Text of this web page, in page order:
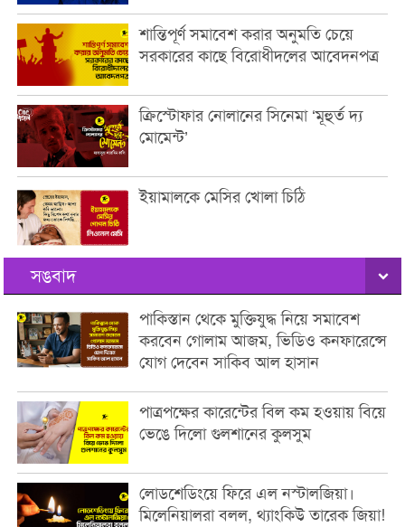
শান্তিপূর্ণ সমাবেশ করার অনুমতি চেয়ে
সরকারের কাছে বিরোধীদলের আবেদনপত্র
ক্রিস্টোফার নোলানের সিনেমা ‘মূহুর্ত দ্য
মোমেন্ট’
ইয়ামালকে মেসির খোলা চিঠি
সঙবাদ
পাকিস্তান থেকে মুক্তিযুদ্ধ নিয়ে সমাবেশ
করবেন গোলাম আজম, ভিডিও কনফারেন্সে
যোগ দেবেন সাকিব আল হাসান
পাত্রপক্ষের কারেন্টের বিল কম হওয়ায় বিয়ে
ভেঙে দিলো গুলশানের কুলসুম
লোডশেডিংয়ে ফিরে এল নস্টালজিয়া।
মিলেনিয়ালরা বলল, থ্যাংকিউ তারেক জিয়া!